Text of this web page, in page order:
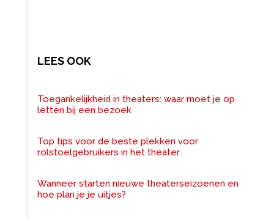
LEES OOK
Toegankelijkheid in theaters: waar moet je op
letten bij een bezoek
Top tips voor de beste plekken voor
rolstoelgebruikers in het theater
Wanneer starten nieuwe theaterseizoenen en
hoe plan je je uitjes?